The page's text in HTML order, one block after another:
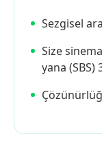
Sezgisel
Size
yana (SBS)